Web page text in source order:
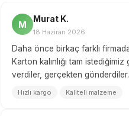
M
Murat K.
18 Haziran 2026
Daha önce birkaç farklı
Karton kalınlığı tam
verdiler, gerçekten gönderdiler.
Hızlı kargo Kaliteli malzeme